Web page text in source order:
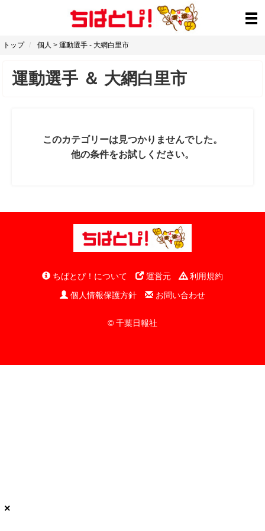
トップ 個人 > 運動選手 - 大網白里市
運動選手 ＆ 大網白里市
このカテゴリーは見つかりませんでした。
他の条件をお試しください。
ちばとぴ！について 運営元
利用規約
個人情報保護方針
お問い合わせ
© 千葉日報社
×